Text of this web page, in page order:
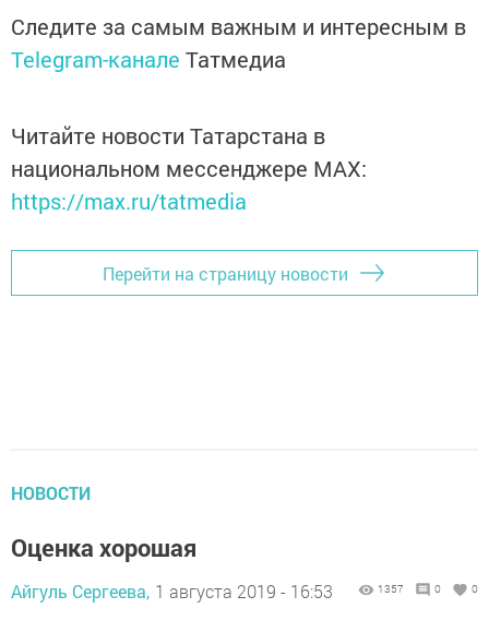
Следите за самым важным и интересным в
Telegram-канале Татмедиа
Читайте новости Татарстана в
национальном мессенджере MАХ:
https://max.ru/tatmedia
Перейти на страницу новости
НОВОСТИ
Оценка хорошая
Айгуль Сергеева, 1 августа 2019 - 16:53 1357 0 0